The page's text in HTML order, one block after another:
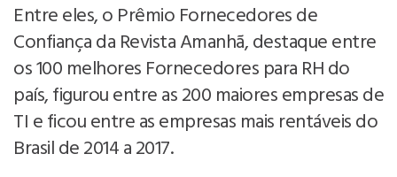
Entre eles, o Prêmio Fornecedores de
Confiança da Revista Amanhã, destaque entre
os 100 melhores Fornecedores para RH do
país, figurou entre as 200 maiores empresas de
TI e ficou entre as empresas mais rentáveis do
Brasil de 2014 a 2017.